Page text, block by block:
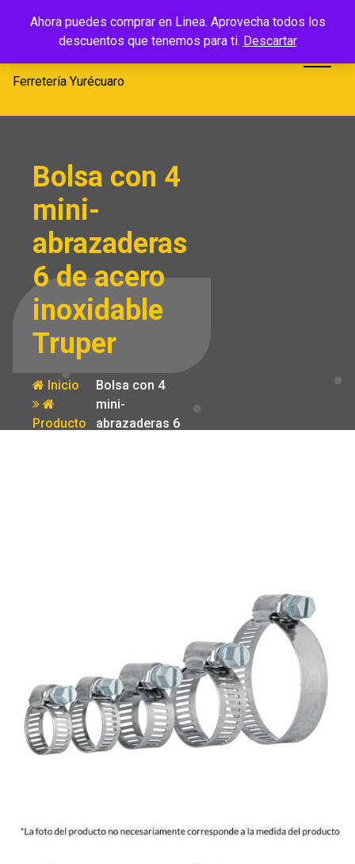
Ahora puedes comprar en Linea. Aprovecha todos los
descuentos que tenemos para ti. Descartar
Ferretería
Yurécuaro
Ferretería Yurécuaro
Bolsa con 4
mini-
abrazaderas
6 de acero
inoxidable
Truper
Inicio
Producto
Bolsa con 4
mini-
abrazaderas 6